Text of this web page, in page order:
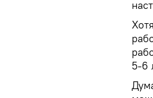
5-6